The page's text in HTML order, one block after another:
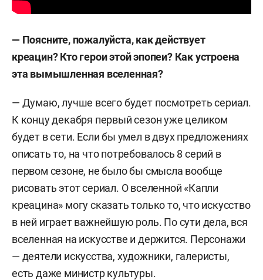
— Поясните, пожалуйста, как действует
креацин? Кто герои этой эпопеи? Как устроена
эта вымышленная вселенная?
— Думаю, лучше всего будет посмотреть сериал.
К концу декабря первый сезон уже целиком
будет в сети. Если бы умел в двух предложениях
описать то, на что потребовалось 8 серий в
первом сезоне, не было бы смысла вообще
рисовать этот сериал. О вселенной «Капли
креацина» могу сказать только то, что искусство
в ней играет важнейшую роль. По сути дела, вся
вселенная на искусстве и держится. Персонажи
— деятели искусства, художники, галеристы,
есть даже министр культуры.